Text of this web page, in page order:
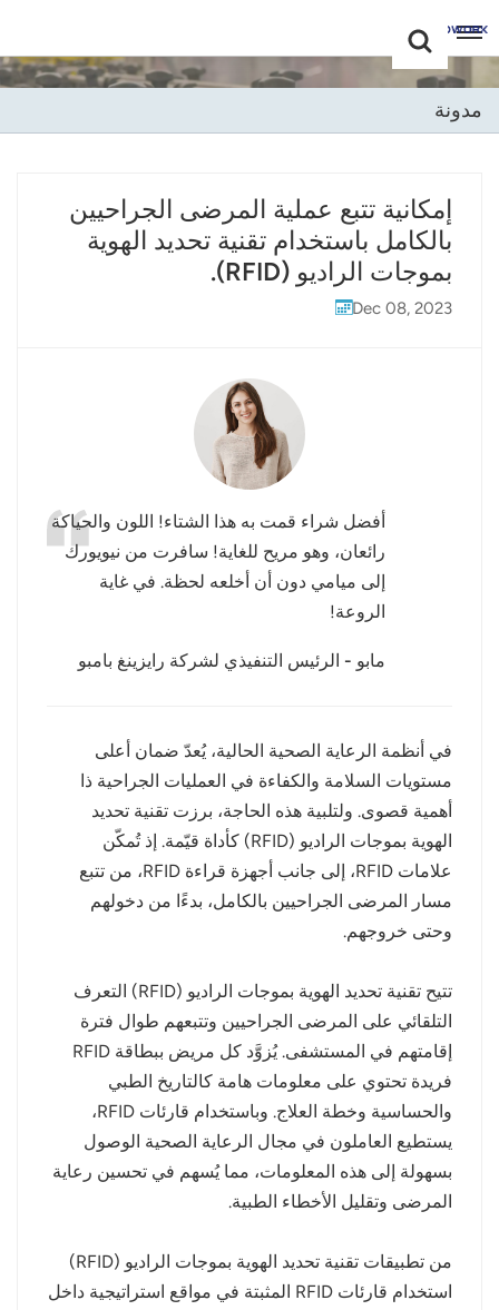
+86 -18681515767
English
Deutsch
Русский
Português
Nederland
عربي
日语
Melayu
Polski
แบบไทย
Tiếng Việt
Indonesia
norsk
magyar
مدونة
إمكانية تتبع عملية المرضى الجراحيين
بالكامل باستخدام تقنية تحديد الهوية
بموجات الراديو (RFID).
Dec 08, 2023
أفضل شراء قمت به هذا الشتاء! اللون والحياكة
رائعان، وهو مريح للغاية! سافرت من نيويورك
إلى ميامي دون أن أخلعه لحظة. في غاية
الروعة!
مابو - الرئيس التنفيذي لشركة رايزينغ بامبو
في أنظمة الرعاية الصحية الحالية، يُعدّ ضمان أعلى
مستويات السلامة والكفاءة في العمليات الجراحية ذا
أهمية قصوى. ولتلبية هذه الحاجة، برزت تقنية تحديد
الهوية بموجات الراديو (RFID) كأداة قيّمة. إذ تُمكّن
علامات RFID، إلى جانب أجهزة قراءة RFID، من تتبع
مسار المرضى الجراحيين بالكامل، بدءًا من دخولهم
وحتى خروجهم.
تتيح تقنية تحديد الهوية بموجات الراديو (RFID) التعرف
التلقائي على المرضى الجراحيين وتتبعهم طوال فترة
إقامتهم في المستشفى. يُزوَّد كل مريض ببطاقة RFID
فريدة تحتوي على معلومات هامة كالتاريخ الطبي
والحساسية وخطة العلاج. وباستخدام قارئات RFID،
يستطيع العاملون في مجال الرعاية الصحية الوصول
بسهولة إلى هذه المعلومات، مما يُسهم في تحسين رعاية
المرضى وتقليل الأخطاء الطبية.
من تطبيقات تقنية تحديد الهوية بموجات الراديو (RFID)
استخدام قارئات RFID المثبتة في مواقع استراتيجية داخل